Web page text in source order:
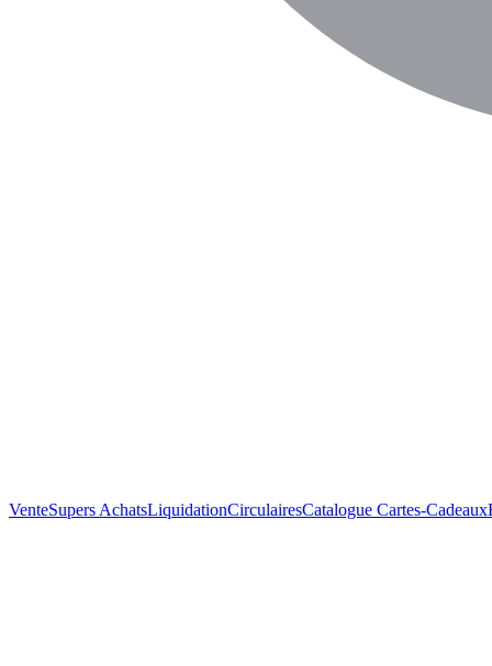
VenteSupers AchatsLiquidationCirculairesCatalogue Cartes-Cadeaux